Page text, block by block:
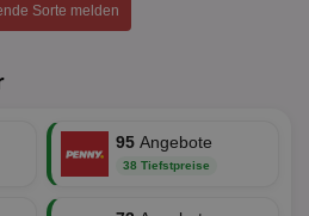
Sorte melden
95 Angebote
38 Tiefstpreise